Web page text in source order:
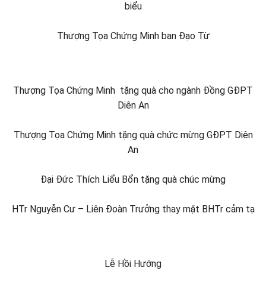
biểu
Thượng Tọa Chứng Minh ban Đạo Từ
Thượng Tọa Chứng Minh tặng quà cho ngành Đồng GĐPT
Diên An
Thượng Tọa Chứng Minh tặng quà chức mừng GĐPT Diên
An
Đại Đức Thích Liểu Bổn tặng quà chúc mừng
HTr Nguyễn Cư – Liên Đoàn Trưởng thay mặt BHTr cảm tạ
Lễ Hồi Hướng